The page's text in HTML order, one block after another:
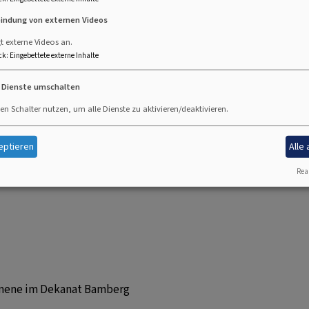
wichtige Voraussetzung für eine lebendige
z. B. "Lange Nacht der Kirchen"
in Bamberg
im Dekanat Bamberg
von externen Videos
externe Videos an.
: Eingebettete externe Inhalte
Dienste umschalten
Schalter nutzen, um alle Dienste zu aktivieren/deaktivieren.
Alle